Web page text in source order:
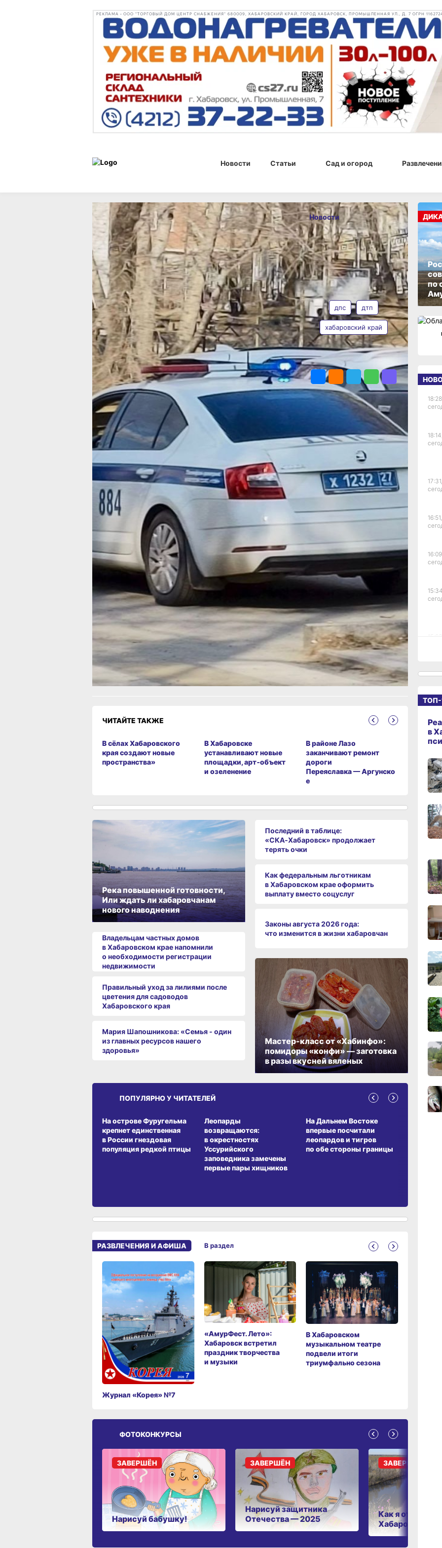
РЕКЛАМА • ООО "ТОРГОВЫЙ ДОМ ЦЕНТР СНАБЖЕНИЯ" 680009, ХАБАРОВСКИЙ КРАЙ, ГОРОД ХАБАРОВСК, ПРОМЫШЛЕННАЯ УЛ., Д. 7 ОГРН
Новости Статьи Сад и огород
Новости 04 июля 2026 г., 11:53
В Хабаровском
крае
зафиксировали
за сутки
295 нарушений
ПДД
За сутки в регионе зафиксировано 8 ДТП
с 10 пострадавшими
Фото:Маргарита Сурина
Госавтоинспекция Хабаровского края
опубликовала статистику
дорожно‑транспортных происшествий
и нарушений ПДД за 3 июля 2026 года. За
сутки в регионе зафиксировано 8 ДТП
с 10 пострадавшими. Распределение
типов аварий: 3 столкновения, 2 наезда
на пешеходов, по одному случаю наезда
на велосипедиста, наезда на препятствие
В рамках контроля за соблюдением
правил дорожного движения выявлено
295 нарушений. В частности, установлено
15 водителей в состоянии опьянения (из
них 5 — в г. Хабаровске), 16 случаев
непредоставления преимущества
пешеходам (12 — в г. Хабаровске),
14 фактов управления ТС лицами, не
имеющими либо лишёнными права
управления (9 — в г. Хабаровске). Также
зафиксировано 7 нарушений правил
перехода проезжей части со стороны
пешеходов (5 — в г. Хабаровске).
В ТЕМУ:
В Хабаровске 165 выпускников ДВЮИ
МВД стали лейтенантам
Читайте нас в соцсетях:
ВКонтакте,
Одноклассники, Телеграм
Яндекс.Дзен
Как вам материал?
Огонь!
Удивило
Грустно
Злость Разочарование
Новости
ОПУБЛИКОВАНО
04 июля 2026 г., 11:53
АВТОР
Валерия
Железная
ТЕГИ
дпс дтп
хабаровский край
ПОДЕЛИТЬСЯ
ЧИТАЙТЕ ТАКЖЕ
В сёлах Хабаровского
края создают новые
пространства»
В Хабаровске
устанавливают новые
площадки, арт‑объект
и озеленение
В районе Лазо
заканчивают ремонт
дороги
Переяславка — Аргунско
е
1100
Река повышенной готовности,
Или ждать ли хабаровчанам
нового наводнения
Владельцам частных домов
в Хабаровском крае напомнили
о необходимости регистрации
недвижимости
Правильный уход за лилиями после
цветения для садоводов
Хабаровского края
Мария Шапошникова: «Семья - один
из главных ресурсов нашего
здоровья»
Последний в таблице:
«СКА‑Хабаровск» продолжает
терять очки
Как федеральным льготникам
в Хабаровском крае оформить
выплату вместо соцуслуг
Законы августа 2026 года:
что изменится в жизни хабаровчан
Мастер-класс от «Хабинфо»:
помидоры «конфи» — заготовка
в разы вкусней вяленых
ПОПУЛЯРНО У ЧИТАТЕЛЕЙ
На острове Фуругельма
крепнет единственная
в России гнездовая
популяция редкой птицы
Леопарды
возвращаются:
в окрестностях
Уссурийского
заповедника замечены
первые пары хищников
На Дальнем Востоке
впервые посчитали
леопардов и тигров
по обе стороны границы
ЗЕМЛЯКИ
РАЗВЛЕЧЕНИЯ И АФИША
Журнал «Корея» №7
«АмурФест. Лето»:
Хабаровск встретил
праздник творчества
и музыки
В Хабаровском
музыкальном театре
подвели итоги
триумфально сезона
В раздел
ФОТОКОНКУРСЫ
Нарисуй бабушку!
ЗАВЕРШЁН
Нарисуй защитника
Отечества — 2025
ЗАВЕРШЁН
Как я отдыхаю в
Хабаровском
ЗАВЕРШЁН
по
18:14,
17:31,
16:51,
10:21,
ТОП-
в